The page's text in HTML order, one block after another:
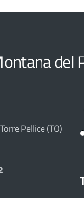
del
Pellice (TO)